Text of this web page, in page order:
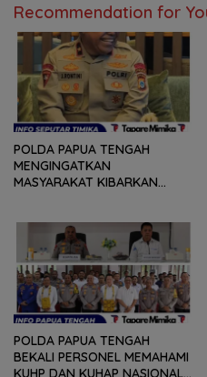
Recommendation for
POLDA PAPUA TENGAH
MENGINGATKAN
MASYARAKAT KIBARKAN
POLDA PAPUA TENGAH
BEKALI PERSONEL MEMAHAMI
KUHP DAN KUHAP NASIONAL